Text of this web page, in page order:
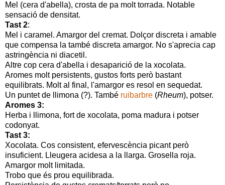
Mel (cera d'abella), crosta de pa molt torrada. Notable
sensació de densitat.
Tast 2:
Mel i caramel. Amargor del cremat. Dolçor discreta i amable
que compensa la també discreta amargor. No s'aprecia cap
astringència ni diacetil.
Altre cop cera d'abella i desaparició de la xocolata.
Aromes molt persistents, gustos forts però bastant
equilibrats. Molt al final, l'amargor es resol en sequedat.
Un puntet de llimona (?). També ruibarbre (Rheum), potser.
Aromes 3:
Herba i llimona, fort de xocolata, poma madura i potser
codonyat.
Tast 3:
Xocolata. Cos consistent, efervescència picant però
insuficient. Lleugera acidesa a la llarga. Grosella roja.
Amargor molt limitada.
Trobo que és prou equilibrada.